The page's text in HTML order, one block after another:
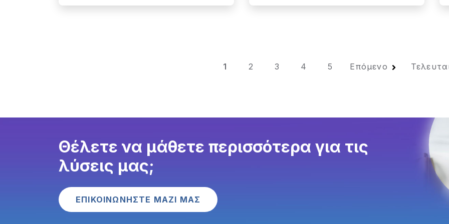
1 2 3 4 5 Επόμενο
Θέλετε να μάθετε περισσότερα για τις
λύσεις μας;
ΕΠΙΚΟΙΝΩΝΗΣΤΕ ΜΑΖΙ ΜΑΣ